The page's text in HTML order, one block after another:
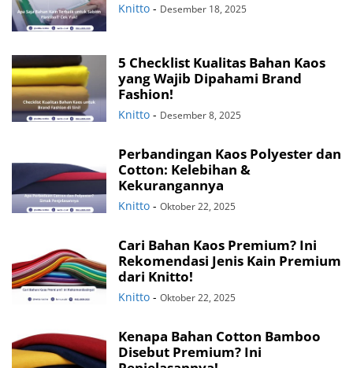
Knitto - Desember 18, 2025
5 Checklist Kualitas Bahan Kaos
yang Wajib Dipahami Brand
Fashion!
Knitto - Desember 8, 2025
Perbandingan Kaos Polyester dan
Cotton: Kelebihan &
Kekurangannya
Knitto - Oktober 22, 2025
Cari Bahan Kaos Premium? Ini
Rekomendasi Jenis Kain Premium
dari Knitto!
Knitto - Oktober 22, 2025
Kenapa Bahan Cotton Bamboo
Disebut Premium? Ini